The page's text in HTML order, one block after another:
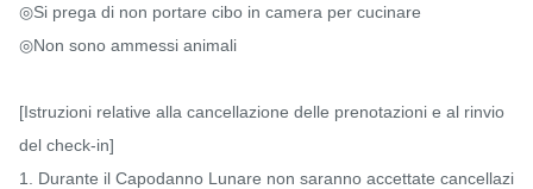
◎Si prega di non portare cibo in camera per cucinare
◎Non sono ammessi animali
[Istruzioni relative alla cancellazione delle prenotazioni e al rinvio
del check-in]
1. Durante il Capodanno Lunare non saranno accettate cancellazi